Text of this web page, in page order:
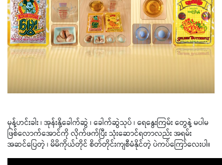
မုန့်ဟင်းခါး ၊ အုန်းနို့ခေါက်ဆွဲ ၊ ခေါက်ဆွဲသုပ် ၊ ရေနွေးကြမ်း တွေနဲ့ မပါမ
ဖြစ်လောက်အောင်ကို လိုက်ဖက်ပြီး သုံးဆောင်ရတာလည်း အရမ်း
အဆင်ပြေတဲ့ ၊ မိမိကိုယ်တိုင် စိတ်တိုင်းကျစီမံနိုင်တဲ့ ပဲကပ်ကြော်လေးပါ။